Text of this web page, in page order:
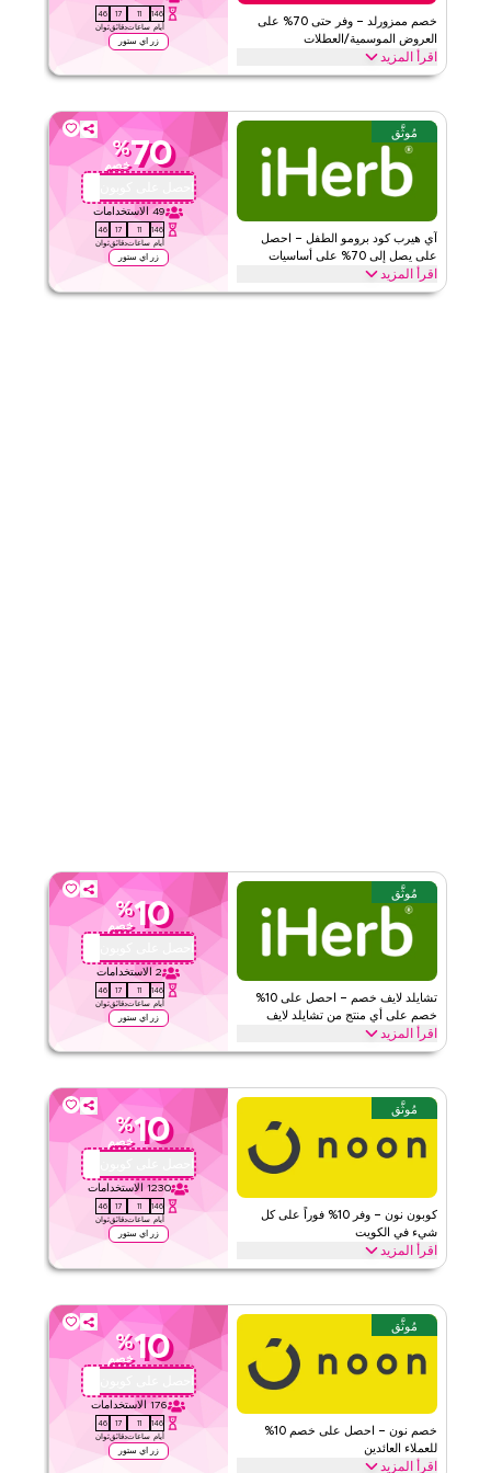
الفئات
على مستوى الموقع
خصم ممزورلد – وفر حتى 70% على
العروض الموسمية/العطلات
اقرأ المزيد
146
أيام
11
ساعات
17
دقائق
46
ثوان
زر اي ستور
وفر حتى 70% مع هذا كود كوبون ممزورلد خلال المواسم الاحتفالية، بما في
العطلات. فعّل الآن.
ممز ورلد
الحد الأدنى للطلب
ويب/تطبيق
الفئات
على مستوى الموقع
مُوثَّق
آي هيرب كود برومو الطفل – احصل
على يصل إلى 70% على أساسيات
الطفل
اقرأ المزيد
70
%
خصم
احصل على كوبون
49 الاستخدامات
146
أيام
11
ساعات
17
دقائق
46
ثوان
زر اي ستور
افتح يصل إلى 70% خصم مع كود البرومو هذا من آي هيرب على منتجات
مُوثَّق
تشايلد لايف خصم – احصل على 10%
خصم على أي منتج من تشايلد لايف
اقرأ المزيد
10
%
خصم
احصل على كوبون
2 الاستخدامات
146
أيام
11
ساعات
17
دقائق
46
ثوان
زر اي ستور
افتح 10% خصم مع كود الكوبون هذا من آي هيرب على كل منتج من تشايلد
ليكويد زينك بلس® وأكثر. تسوق اليوم
الأحكام والشروط
الحد الأدنى للطلب
ويب/تطبيق
الفئات
على مستوى الموقع
مُوثَّق
كوبون نون – وفر 10% فوراً على كل
شيء في الكويت
اقرأ المزيد
10
%
خصم
احصل على كوبون
1230 الاستخدامات
146
أيام
11
ساعات
17
دقائق
46
ثوان
زر اي ستور
وفر 10% فوراً مع كود نون هذا على كل شيء. استبدل الآن للحصول على
والمزيد.
الحد الأدنى للطلب
ينطبق على
ويب/تطبيق
الفئات
على مستوى الموقع
مُوثَّق
خصم نون – احصل على خصم 10%
للعملاء العائدين
اقرأ المزيد
10
%
خصم
احصل على كوبون
176 الاستخدامات
146
أيام
11
ساعات
17
دقائق
46
ثوان
زر اي ستور